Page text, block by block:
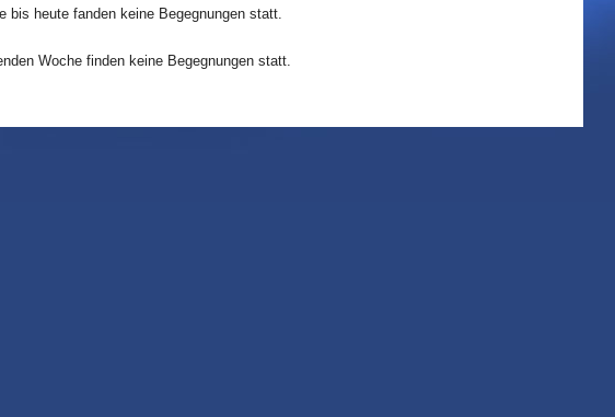
bis heute fanden keine Begegnungen statt.
Woche finden keine Begegnungen statt.